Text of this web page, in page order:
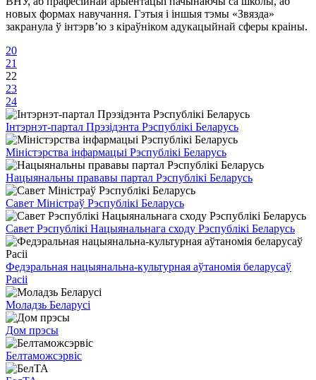
новых формах навучання. Гэтыя і іншыя тэмы «Звязда»
закранула ў інтэрв’ю з кіраўніком адукацыйнай сферы краіны.
20
21
22
23
24
Інтэрнэт-партал Прэзідэнта Рэспублікі Беларусь
Міністэрства інфармацыі Рэспублікі Беларусь
Нацыянальны прававы партал Рэспублікі Беларусь
Савет Міністраў Рэспублікі Беларусь
Савет Рэспублікі Нацыянальнага сходу Рэспублікі Беларусь
Федэральная нацыянальна-культурная аўтаномія беларусаў
Расіі
Моладзь Беларусі
Дом прэсы
Белтаможсэрвіс